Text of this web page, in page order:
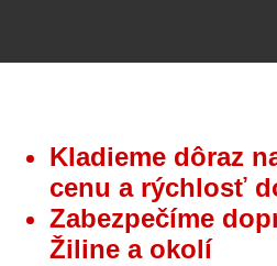
Kladieme dôraz
cenu a rýchlosť
Zabezpečíme
Žiline a okolí